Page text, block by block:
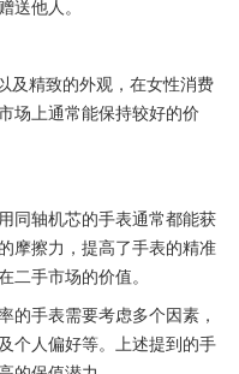
送他人。
精致的外观，在女性消费
场上通常能保持较好的价
轴机芯的手表通常都能获
摩擦力，提高了手表的精准
二手市场的价值。
手表需要考虑多个因素，
个人偏好等。上述提到的手